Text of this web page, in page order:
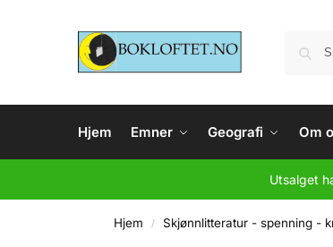
Hjem Emner Geografi Om
Utsalget
Hjem / Skjønnlitteratur - spenning -